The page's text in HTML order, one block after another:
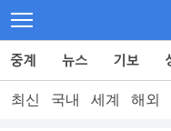
최신 국내 세계 해외